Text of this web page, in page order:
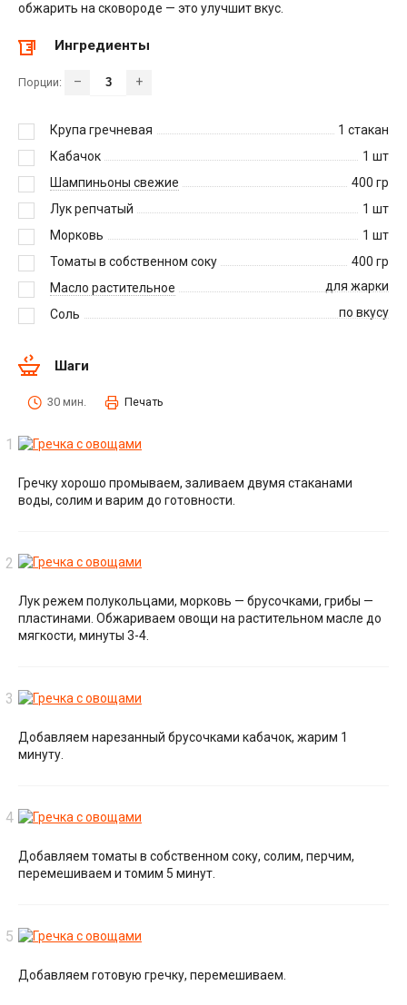
обжарить на сковороде — это улучшит вкус.
Ингредиенты
Порции: – +
Крупа гречневая 1 стакан
Кабачок
1 шт
Шампиньоны свежие
400 гр
Лук репчатый
1 шт
Морковь
1 шт
Томаты в собственном соку
400 гр
Масло растительное
для жарки
Соль
по вкусу
Шаги
30 мин. Печать
Гречку хорошо промываем, заливаем двумя стаканами
воды, солим и варим до готовности.
Лук режем полукольцами, морковь — брусочками, грибы —
пластинами. Обжариваем овощи на растительном масле до
мягкости, минуты 3-4.
Добавляем нарезанный брусочками кабачок, жарим 1
минуту.
Добавляем томаты в собственном соку, солим, перчим,
перемешиваем и томим 5 минут.
Добавляем готовую гречку, перемешиваем.